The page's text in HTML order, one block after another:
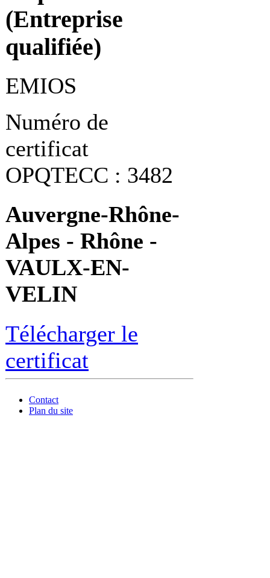
(Entreprise
qualifiée)
EMIOS
Numéro de
certificat
OPQTECC : 3482
Auvergne-Rhône-
Alpes - Rhône -
VAULX-EN-
VELIN
Télécharger le
certificat
Contact
Plan du site